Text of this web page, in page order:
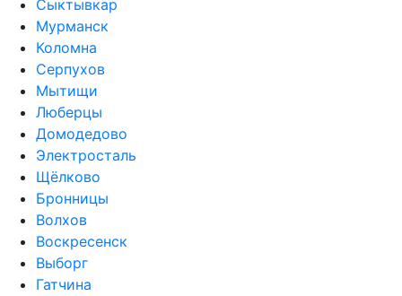
Сыктывкар
Мурманск
Коломна
Серпухов
Мытищи
Люберцы
Домодедово
Электросталь
Щёлково
Бронницы
Волхов
Воскресенск
Выборг
Гатчина